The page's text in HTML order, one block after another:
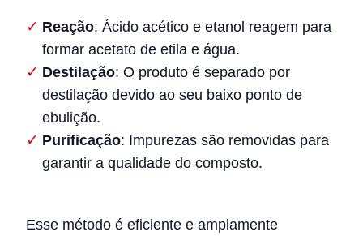
Reação: Ácido acético e etanol reagem para
formar acetato de etila e água.
Destilação: O produto é separado por
destilação devido ao seu baixo ponto de
ebulição.
Purificação: Impurezas são removidas para
garantir a qualidade do composto.
Esse método é eficiente e amplamente